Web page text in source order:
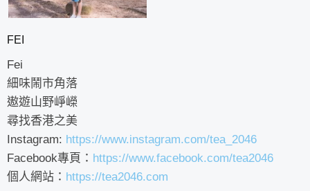
FEI
Fei
細味鬧市角落
遨遊山野崢嶸
尋找香港之美
Instagram: https://www.instagram.com/tea_2046
Facebook專頁： https://www.facebook.com/tea2046
個人網站： https://tea2046.com